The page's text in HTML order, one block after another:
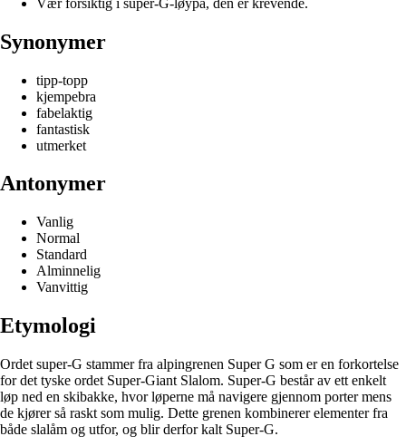
Synonymer
tipp-topp
kjempebra
fabelaktig
fantastisk
utmerket
Antonymer
Vanlig
Normal
Standard
Alminnelig
Vanvittig
Etymologi
Ordet super-G stammer fra alpingrenen Super G som er en forkortelse
for det tyske ordet Super-Giant Slalom. Super-G består av ett enkelt
løp ned en skibakke, hvor løperne må navigere gjennom porter mens
de kjører så raskt som mulig. Dette grenen kombinerer elementer fra
både slalåm og utfor, og blir derfor kalt Super-G.